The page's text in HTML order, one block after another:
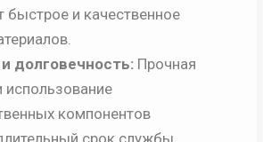
быстрое и качественное
долговечность:Прочная
использование
компонентов